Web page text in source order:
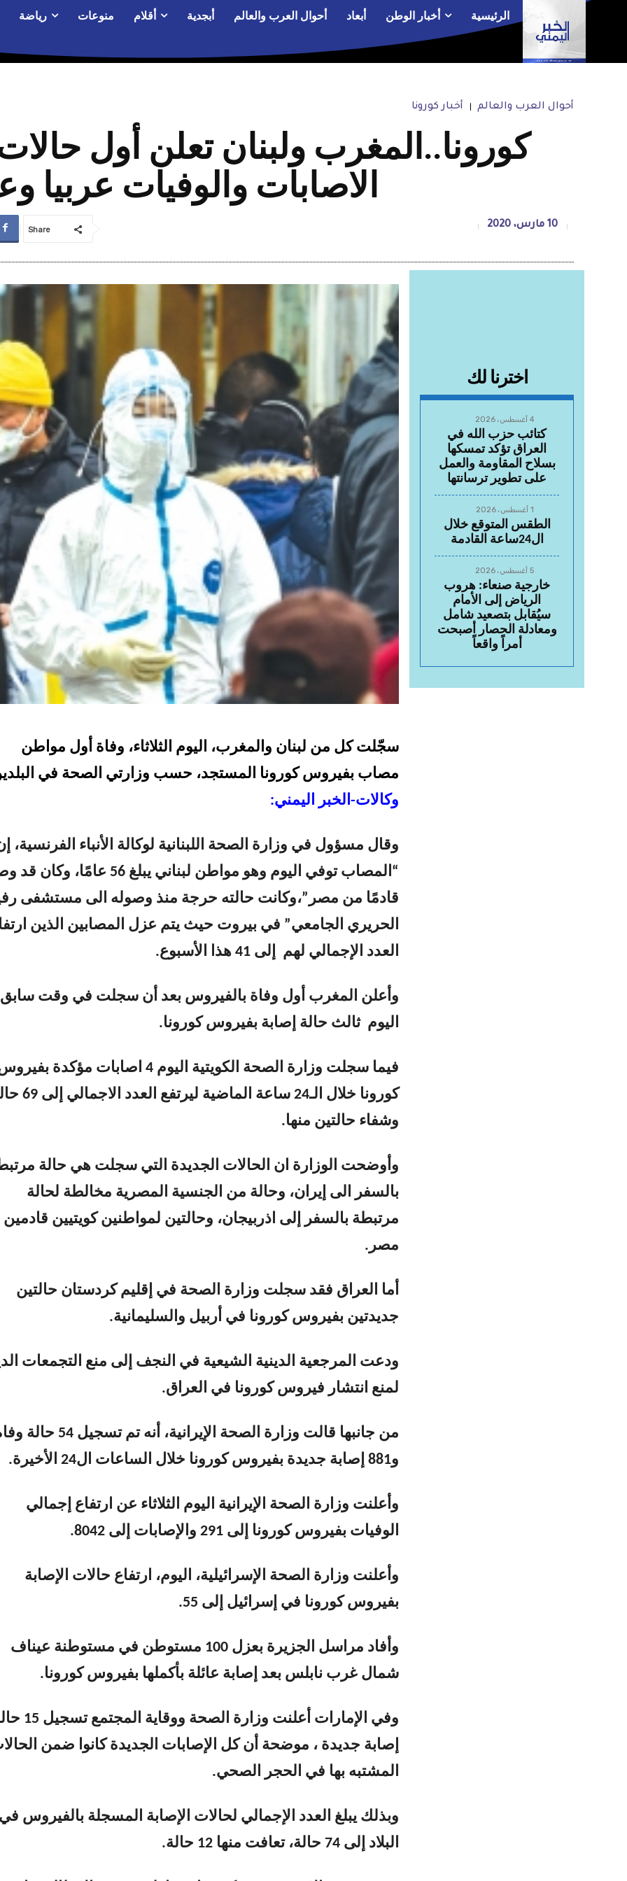
الرئيسية أخبار الوطن أبعاد أحوال العرب والعالم أبجدية أقلام منوعات رياضة
أحوال العرب والعالم أخبار كورونا
كورونا..المغرب ولبنان تعلن أول
الاصابات والوفيات عربيا
10 مارس، 2020 Share
اخترنا لك
4 أغسطس، 2026
كتائب حزب الله في
العراق تؤكد تمسكها
بسلاح المقاومة والعمل
على تطوير ترسانتها
1 أغسطس، 2026
الطقس المتوقع خلال
ال24ساعة القادمة
5 أغسطس، 2026
خارجية صنعاء: هروب
الرياض إلى الأمام
سيُقابل بتصعيد شامل
ومعادلة الحصار أصبحت
أمراً واقعاً
سجّلت كل من لبنان والمغرب، اليوم الثلاثاء، وفاة أول مواطن
مصاب بفيروس كورونا المستجد، حسب وزارتي الصحة في
وكالات-الخبر اليمني:
وقال مسؤول في وزارة الصحة اللبنانية لوكالة الأنباء الفرنسية،
“المصاب توفي اليوم وهو مواطن لبناني يبلغ 56 عامًا،
قادمًا من مصر”،وكانت حالته حرجة منذ وصوله الى مستشفى
الحريري الجامعي” في بيروت حيث يتم عزل المصابين الذين
العدد الإجمالي لهم إلى 41 هذا الأسبوع.
وأعلن المغرب أول وفاة بالفيروس بعد أن سجلت في وقت سابق
اليوم ثالث حالة إصابة بفيروس كورونا.
فيما سجلت وزارة الصحة الكويتية اليوم 4 اصابات مؤكدة
كورونا خلال الـ24 ساعة الماضية
وشفاء حالتين منها.
وأوضحت الوزارة ان الحالات الجديدة التي سجلت هي حالة
بالسفر الى إيران، وحالة من الجنسية المصرية مخالطة لحالة
مرتبطة بالسفر إلى اذربيجان، وحالتين لمواطنين كويتيين
مصر.
أما العراق فقد سجلت وزارة الصحة في إقليم كردستان حالتين
جديدتين بفيروس كورونا في أربيل والسليمانية.
ودعت المرجعية الدينية الشيعية في النجف إلى منع التجمعات
لمنع انتشار فيروس كورونا في العراق.
من جانبها قالت وزارة الصحة الإيرانية، أنه تم تسجيل 54
و881 إصابة جديدة بفيروس كورونا خلال الساعات ال24 الأخيرة.
وأعلنت وزارة الصحة الإيرانية اليوم الثلاثاء عن ارتفاع إجمالي
الوفيات بفيروس كورونا إلى 291 والإصابات إلى 8042.
وأعلنت وزارة الصحة الإسرائيلية، اليوم، ارتفاع حالات الإصابة
بفيروس كورونا في إسرائيل إلى 55.
وأفاد مراسل الجزيرة بعزل 100 مستوطن في مستوطنة عيناف
شمال غرب نابلس بعد إصابة عائلة بأكملها بفيروس كورونا.
وفي الإمارات أعلنت وزارة الصحة
إصابة جديدة ، موضحة أن كل الإصابات الجديدة كانوا ضمن
المشتبه بها في الحجر الصحي.
وبذلك يبلغ العدد الإجمالي لحالات الإصابة المسجلة بالفيروس في
البلاد إلى 74 حالة، تعافت منها 12 حالة.